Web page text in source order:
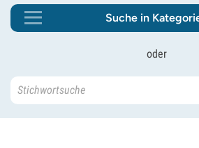
Suche in
oder